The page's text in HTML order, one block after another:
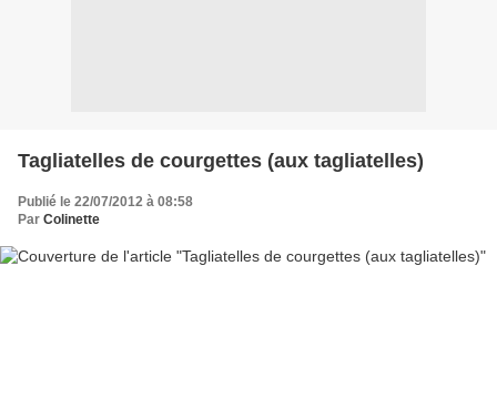
Tagliatelles de courgettes (aux tagliatelles)
Publié le 22/07/2012 à 08:58
Par Colinette